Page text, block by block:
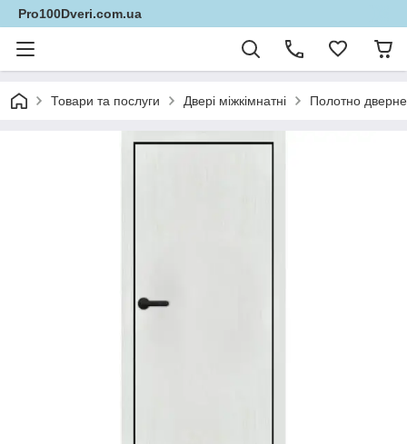
Pro100Dveri.com.ua
Товари та послуги Двері міжкімнатні Полотно